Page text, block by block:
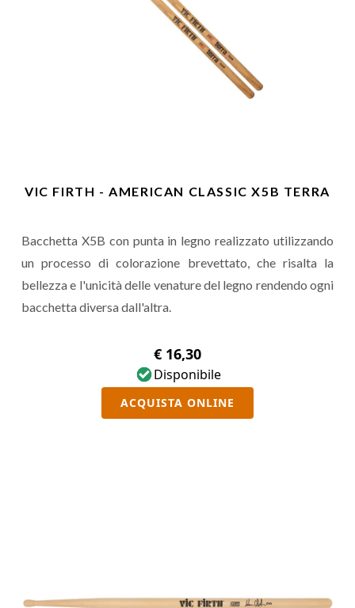
VIC FIRTH - AMERICAN CLASSIC X5B TERRA
Bacchetta X5B con punta in legno realizzato utilizzando
un processo di colorazione brevettato, che risalta la
bellezza e l'unicità delle venature del legno rendendo ogni
bacchetta diversa dall'altra.
€ 16,30
Disponibile
ACQUISTA ONLINE